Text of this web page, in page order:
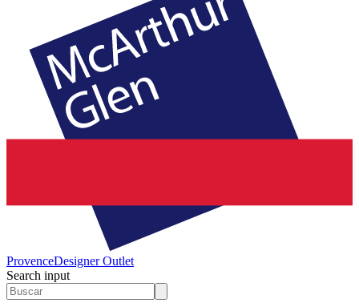
ProvenceDesigner Outlet
Search input